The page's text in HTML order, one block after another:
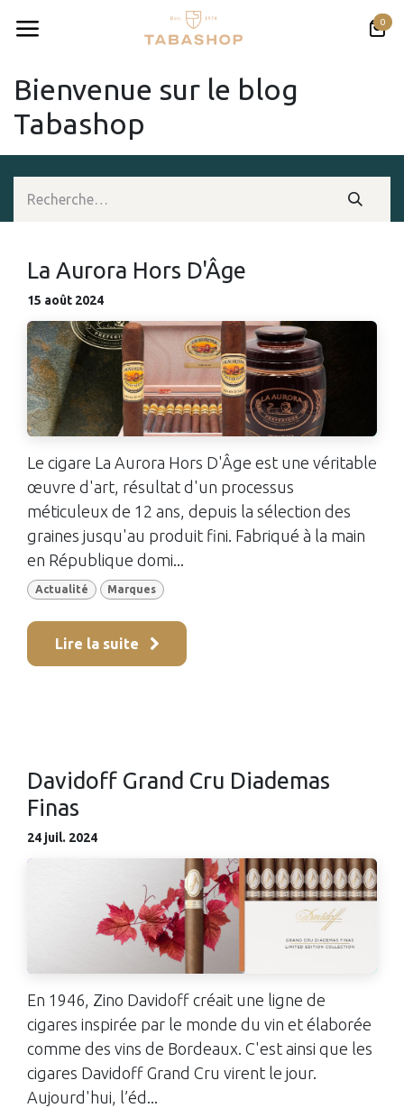
0
Bienvenue sur le blog
Tabashop
La Aurora Hors D'Âge
15 août 2024
Le cigare La Aurora Hors D'Âge est une véritable
œuvre d'art, résultat d'un processus
méticuleux de 12 ans, depuis la sélection des
graines jusqu'au produit fini. Fabriqué à la main
en République domi...
Actualité Marques
Lire la suite
Davidoff Grand Cru Diademas
Finas
24 juil. 2024
En 1946, Zino Davidoff créait une ligne de
cigares inspirée par le monde du vin et élaborée
comme des vins de Bordeaux. C'est ainsi que les
cigares Davidoff Grand Cru virent le jour.
Aujourd'hui, l’éd...